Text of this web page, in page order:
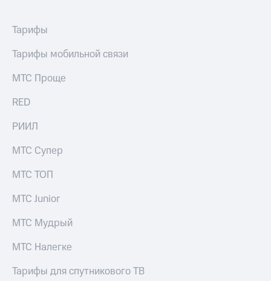
Тарифы
Тарифы мобильной связи
МТС Проще
RED
РИИЛ
МТС Супер
МТС ТОП
МТС Junior
МТС Мудрый
МТС Налегке
Тарифы для спутникового ТВ